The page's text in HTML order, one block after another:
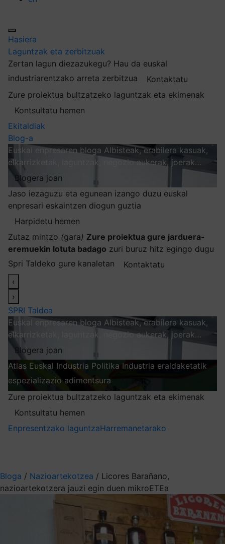
Hasiera
Laguntzak eta zerbitzuak
Zertan lagun diezazukegu? Hau da euskal
industriarentzako arreta zerbitzua
Kontaktatu
Zure proiektua bultzatzeko laguntzak eta ekimenak
Kontsultatu hemen
Ekitaldiak
Blog-a
Euskal enpresaren bloga Albisteak, erabilera kasuak,
elkarrizketak, laguntzak, negozio aukerak, joerak…
Blogera joan
Jaso iezaguzu eta egunean izango duzu euskal
enpresari eskaintzen diogun guztia
Harpidetu hemen
Zutaz mintzo (gara) Zure proiektua gure jarduera-
eremuekin lotuta badago zuri buruz hitz egingo dugu
Spri Taldeko gure kanaletan
Kontaktatu
‹
›
SPRI Taldea
Euskal enpresaren bloga Albisteak, erabilera kasuak,
elkarrizketak, laguntzak, negozio aukerak, joerak…
Blogera joan
Atlas Euskal Industria Politika Industria eraldaketatik
espezializazio adimentsura
Zure proiektua bultzatzeko laguntzak eta ekimenak
Kontsultatu hemen
Enpresentzako laguntzaHarremanetarako
Bloga / Nazioartekotzea / Licores Barañano,
nazioartekotzera jauzi egin duen mikroETEa